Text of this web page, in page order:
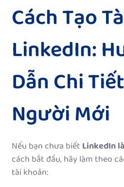
Cách Tạo
LinkedIn:
Dẫn Chi
Người Mới
Nếu bạn chưa biết LinkedIn
cách bắt đầu, hãy làm theo
tài khoản: